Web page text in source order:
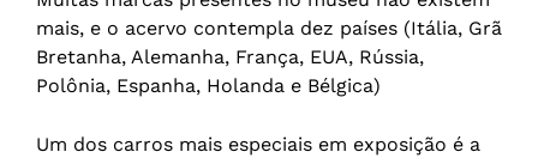
mais, e o acervo contempla dez países (Itália, Grã
Bretanha, Alemanha, França, EUA, Rússia,
Polônia, Espanha, Holanda e Bélgica)
Um dos carros mais especiais em exposição é a